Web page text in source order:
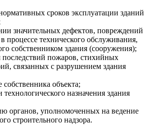
сроков эксплуатации зданий
значительных дефектов, повреждений
процессе технического обслуживания,
собственником здания (сооружения);
последствий пожаров, стихийных
связанных с разрушением здания
объекта;
назначения здания
органов, уполномоченных на ведение
строительного надзора.